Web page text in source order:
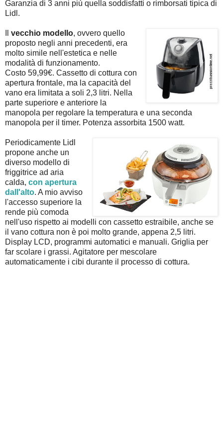
Garanzia di 3 anni più quella soddisfatti o rimborsati tipica di
Lidl.
vecchio modello, ovvero quello
proposto negli anni precedenti, era
molto simile nell'estetica e nelle
modalità di funzionamento.
Costo 59,99€. Cassetto di cottura con
apertura frontale, ma la capacità del
vano era limitata a soli 2,3 litri. Nella
parte superiore e anteriore la
manopola per regolare la temperatura e una seconda
manopola per il timer. Potenza assorbita 1500 watt.
Periodicamente Lidl
propone anche un
diverso modello di
friggitrice ad aria
calda, con apertura
dall'alto. A mio avviso
l'accesso superiore la
rende più comoda
nell'uso rispetto ai modelli con cassetto estraibile, anche se
il vano cottura non è poi molto grande, appena 2,5 litri.
Display LCD, programmi automatici e manuali. Griglia per
far scolare i grassi. Agitatore per mescolare
automaticamente i cibi durante il processo di cottura.